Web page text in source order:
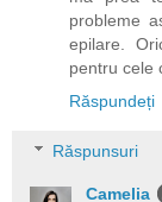
probleme
epilare.
pentru cele
Răspundeți
Răspunsuri
Camelia